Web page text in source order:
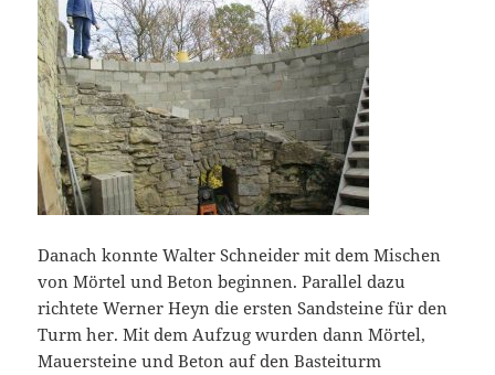
Danach konnte Walter Schneider mit dem Mischen
von Mörtel und Beton beginnen. Parallel dazu
richtete Werner Heyn die ersten Sandsteine für den
Turm her. Mit dem Aufzug wurden dann Mörtel,
Mauersteine und Beton auf den Basteiturm